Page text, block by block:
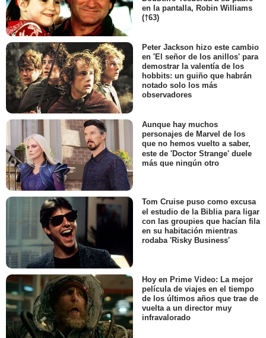
en la pantalla, Robin Williams
(†63)
Peter Jackson hizo este cambio
en 'El señor de los anillos' para
demostrar la valentía de los
hobbits: un guiño que habrán
notado solo los más
observadores
Aunque hay muchos
personajes de Marvel de los
que no hemos vuelto a saber,
este de 'Doctor Strange' duele
más que ningún otro
Tom Cruise puso como excusa
el estudio de la Biblia para ligar
con las groupies que hacían fila
en su habitación mientras
rodaba 'Risky Business'
Hoy en Prime Video: La mejor
película de viajes en el tiempo
de los últimos años que trae de
vuelta a un director muy
infravalorado